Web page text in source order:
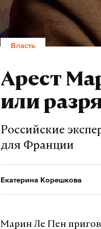
Власть
Арест
или
Российские
для Франции
Екатерина Корешкова
Марин Ле Пен